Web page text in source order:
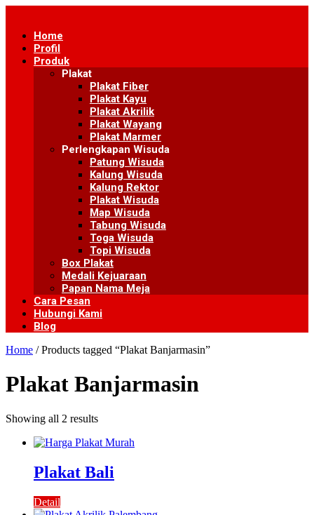
contentHome
Profil
Produk
Plakat
Plakat Fiber
Plakat Kayu
Plakat Akrilik
Plakat Wayang
Plakat Marmer
Perlengkapan Wisuda
Patung Wisuda
Kalung Wisuda
Kalung Rektor
Plakat Wisuda
Map Wisuda
Tabung Wisuda
Toga Wisuda
Topi Wisuda
Box Plakat
Medali Kejuaraan
Papan Nama Meja
Cara Pesan
Hubungi Kami
Blog
Home / Products tagged “Plakat Banjarmasin”
Plakat Banjarmasin
Showing all 2 results
Plakat Bali
Detail